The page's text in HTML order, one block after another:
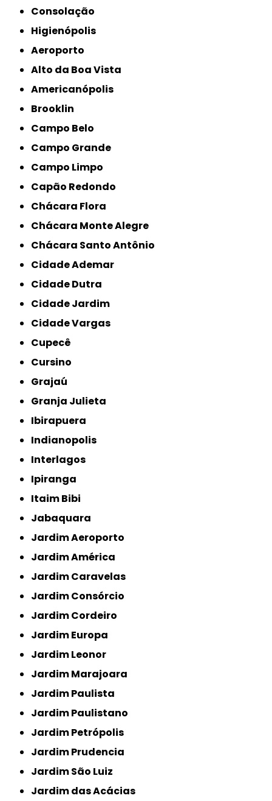
Consolação
Higienópolis
Aeroporto
Alto da Boa Vista
Americanópolis
Brooklin
Campo Belo
Campo Grande
Campo Limpo
Capão Redondo
Chácara Flora
Chácara Monte Alegre
Chácara Santo Antônio
Cidade Ademar
Cidade Dutra
Cidade Jardim
Cidade Vargas
Cupecê
Cursino
Grajaú
Granja Julieta
Ibirapuera
Indianopolis
Interlagos
Ipiranga
Itaim Bibi
Jabaquara
Jardim Aeroporto
Jardim América
Jardim Caravelas
Jardim Consórcio
Jardim Cordeiro
Jardim Europa
Jardim Leonor
Jardim Marajoara
Jardim Paulista
Jardim Paulistano
Jardim Petrópolis
Jardim Prudencia
Jardim São Luiz
Jardim das Acácias